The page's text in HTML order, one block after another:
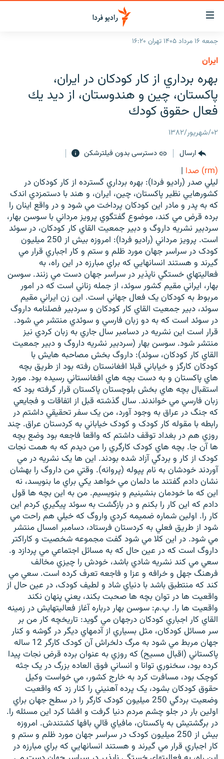
لینک‌های
قابلیت
دسترسی
بازگشت
منوی
اصلی
رفتن
صفحه
جهان
رادیو
گزارش‌های تصویری
گزارش‌های ویدئویی
زنان فردا
English
به ما بپیوندید
زبان‌های دیگر
جمعه ۱۶ مرداد ۱۴۰۵ تهران ۱۶:۲۰
ايران
بهره برداري از كار كودكان در ايران،
پاكستان، چين و هندوستان، از ديد يك
فعال حقوق كودك
۰۲/شهریور/۱۳۸۲
ارسال
دسترسی بدون فیلترشکن
(rm) صدا
|
ليلي صدر (راديو فردا): بهره برداري گسترده از کار کودکان در
کشورهايي نظير پاکستان، چين، ايران، و هند با دستمزدي اندک
که به پدر و مادر اين کودکان پرداخت مي شود و در واقع اينان را
برده قرض مي کند، موضوع گفتگوي پرويز مرداني با سوسن بهار،
سردبير نشريه داروگ و دبير جمعيت القاي کار کودکان، در سوئد
است. پرويز مرداني (راديو فردا): امروزه بيش از 250 ميليون
کودک در سراسر جهان مورد ظلم و ستم و کار اجباري قرار مي
گيرند و هستند انسانهايي که براي مبارزه در اين راه، به
فعاليتهاي خستگي ناپذير در سراسر جهان دست مي زنند. سوسن
بهار، ايراني مقيم کشور سوئد، از جمله زناني است که در امور
مربوط به کودکان يک فعال جهاني است. اين زن ايراني مقيم
سوئد، دبير جمعيت القاي کار کودکان و سردبير فصلنامه داروگ
در سوئد است که به دو زبان فارسي و سوئدي منتشر مي شود.
قرار است اين نشريه در دسامبر سال جاري به زبان کردي نيز
منتشر شود. سوسن بهار (سردبير نشريه داروگ و دبير جمعيت
القاي کار کودکان، سوئد): داروگ بخش مصاحبه هايش با
کودکان کارگز و خياباني قبلا افغانستان رفته بود از طريق بچه
هاي پاکستان و به دست بچه هاي افغانستاني رسيده بود. مورد
استقبال بچه هاي بخش بلوچستان پاکستان قرار گرفته بود که
زبان فارسي مي خواندند. سال گذشته قبل از اتفاقات و فجايعي
که جنگ در عراق به وجود آورد، من يک سفر تحقيقي داشتم در
رابطه با مقوله کار کودک و کودک خياباني به کردستان عراق. چند
روزي هم در بغداد توقف داشتم که واقعا فاجعه بود وضع بچه
ها آن جا. بچه هاي کودک کارگري را من ديدم که به همت نجات
کودک از کار و بردگي آزاد شده بودند. اين ها يک نشريه در مي
آوردند خودشان به نام پپوله (پروانه). وقتي من داروگ را بهشان
نشان دادم گفتند ما دلمان مي خواهد يکي براي ما بنويسد، نه
اين که ما خودمان بنشينيم و بنويسيم. من به اين بچه ها قول
دادم که اين کار را بکنم و در بازگشت به سوئد پيگيري کردم اين
کار را. اولين شماره ضميمه کردي واروگ که خيلي هم راحت مي
شود از طريق فعلي به کردستان فرستاد، دسامبر امسال منتشر
مي شود. در اين کلا مي شود گفت مجموعه شخصيت و کاراکتر
داروگ است که در عين حال که به مسائل اجتماعي مي پردازد و.
سعي مي کند نشريه شادي باشد، خودش را چيزي مخالف
فرهنگ جهل و خرافه و عزا و فاجعه تعرف کرده است. سعي مي
کند که منتطبق باشد با دنياي شاد و لطيف کودک، در عين حال از
واقعيت ها در توان بچه ها صحبت بکند، يعني پنهان نکند
واقعيت ها را. پ.م: سوسن بهار درباره آغاز فعاليتهايش در زمينه
القاي کار اجباري کودکان درجهان مي گويد: تاريخچه کار من بر
سر مسائل کودکان، مثل بسياري از آدمهاي ديگر در گوشه و کنار
جهان مربط مي شود به مرگ دلخراش آن کودک کارگر 12 ساله
پاکستاني (اقبال مسيح) که روزي به عنوان برده قرض نجات پيدا
کرده بود، سخنوري توانا و انساني فوق العاده بزرگ در يک جثه
کوچک بود، مسافرت کرد به خارج کشور، مي خواست وکيل
حقوق کودکان بشود، يک پرده آهنيني را کنار زد که واقعيت
وضعيت بردگي 250 ميليون کودک کارگر را در سطح جهان براي
اولين بار در جلو چشم مردم دنيا گرفت و افشا کرد اين مسئله را.
در برگشتيش به پاکستان، مافياي قالي بافها کشتندش. امروزه
بيش از 250 ميليون کودک در سراسر جهان مورد ظلم و ستم و
کار اجباري قرار مي گيرند و هستند انسانهايي که براي مبارزه در